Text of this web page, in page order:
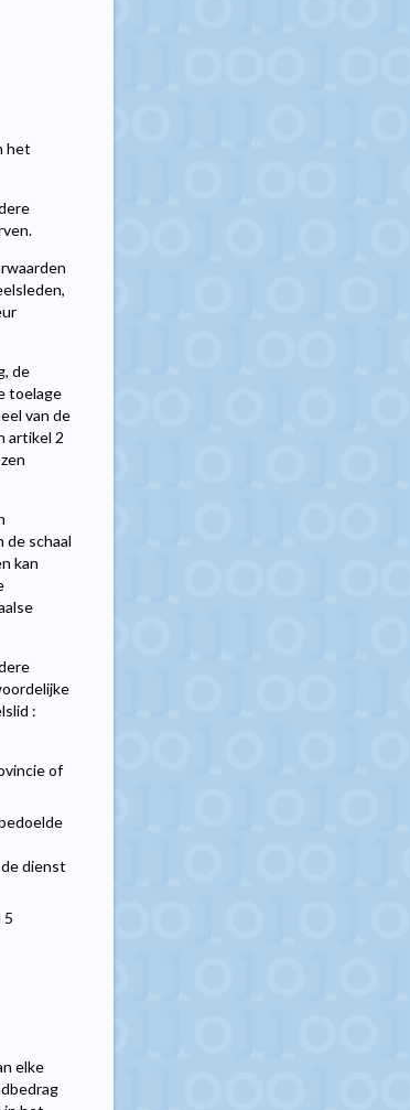
het
de
toelage
van de
artikel 2
schaal
kan
:
of
dienst
5
elke